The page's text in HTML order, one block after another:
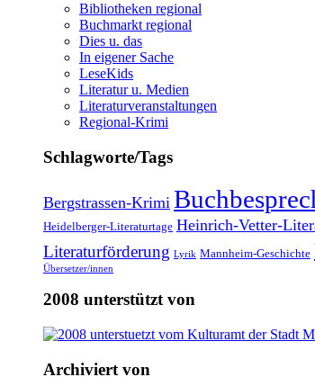
Bibliotheken regional
Buchmarkt regional
Dies u. das
In eigener Sache
LeseKids
Literatur u. Medien
Literaturveranstaltungen
Regional-Krimi
Schlagworte/Tags
Bergstrassen-Krimi
Heidelberger-Literaturtage Heinrich-Vetter-
Literaturförderung Lyrik Mannheim-Geschichte
Übersetzer/innen
2008 unterstützt von
Archiviert von